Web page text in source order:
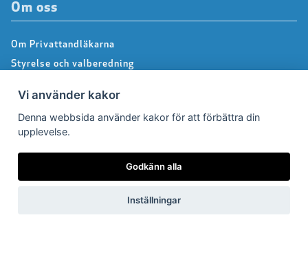
Om oss
Om Privattandläkarna
Styrelse och valberedning
Dialoggrupper
About us – Information in english
Vi använder kakor
Denna webbsida använder kakor för att förbättra din
upplevelse.
Godkänn alla
Inställningar